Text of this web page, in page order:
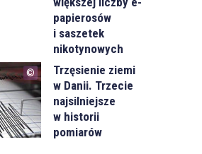
papierosów
i saszetek
nikotynowych
Trzęsienie ziemi
w Danii. Trzecie
najsilniejsze
w historii
pomiarów